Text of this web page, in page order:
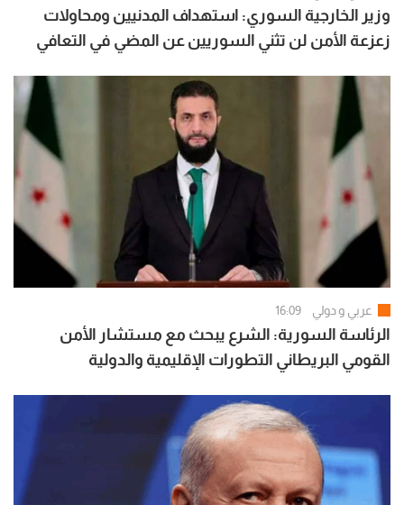
وزير الخارجية السوري: استهداف المدنيين ومحاولات
زعزعة الأمن لن تثني السوريين عن المضي في التعافي
عربي و دولي 16:09
الرئاسة السورية: الشرع يبحث مع مستشار الأمن
القومي البريطاني التطورات الإقليمية والدولية